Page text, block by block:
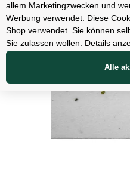
allem Marketingzwecken und
Werbung verwendet. Diese
Shop verwendet. Sie können
Sie zulassen wollen.
Details
Alle